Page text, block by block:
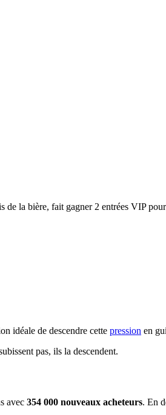
la bière, fait gagner 2 entrées VIP
idéale de descendre cette pression en
pas, ils la descendent.
avec 354 000 nouveaux acheteurs. En